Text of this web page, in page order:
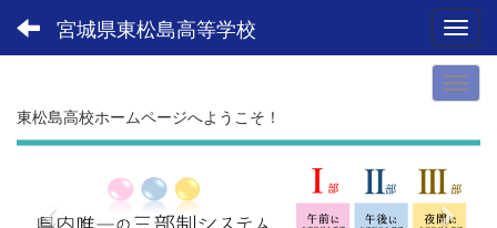
宮城県東松島高等学校
東松島高校ホームページへようこそ！
p
e
n
e
x